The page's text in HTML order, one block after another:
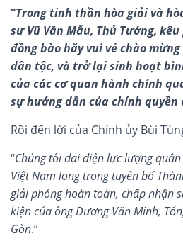
“Trong tinh thần hòa giải và
sư Vũ Văn Mẫu, Thủ Tướng,
đồng bào hãy vui vẻ chào
dân tộc, và trở lại sinh hoạt
của các cơ quan hành chính
sự hướng dẫn của chính quyền
Rồi đến lời của Chính ủy Bùi
“Chúng tôi đại diện lực lượng
Việt Nam long trọng tuyên bố
giải phóng hoàn toàn, chấp nhận
kiện của ông Dương Văn Minh,
Gòn.”